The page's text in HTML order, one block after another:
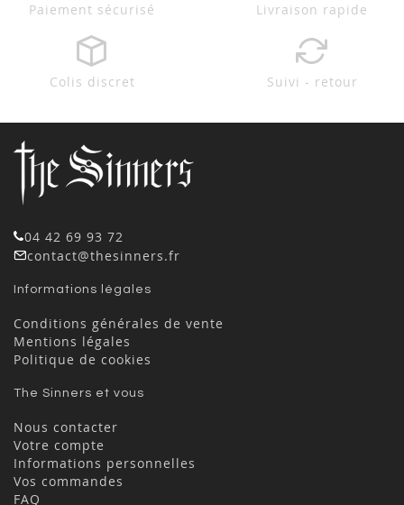
Paiement sécurisé Livraison rapide
Colis discret Suivi - retour
04 42 69 93 72
contact@thesinners.fr
Informations légales
Conditions générales de vente
Mentions légales
Politique de cookies
The Sinners et vous
Nous contacter
Votre compte
Informations personnelles
Vos commandes
FAQ